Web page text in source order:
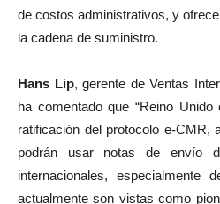
de costos administrativos, y
la cadena de suministro.
Hans Lip, gerente de Ventas
ha comentado que “Reino
ratificación del protocolo e-CMR,
podrán usar notas de envío
internacionales,
actualmente son vistas como